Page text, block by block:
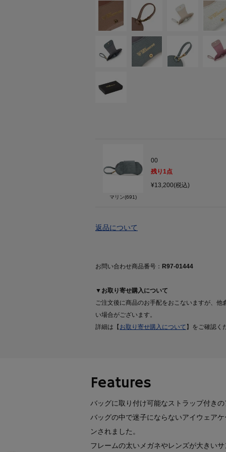
マリン(691)
00
残り1点
¥13,200(税込)
返品について
お問い合わせ商品番号： R97-01444
▼お取り寄せ購入について
ご注文後に商品のお手配をおこないますが、
い場合がございます。
詳細は【 お取り寄せ購入について 】をご確認く
Features
バッグに取り付け可能なストラップ付き
バッグの中で迷子にならないアイウェア
ンされました。
フレームの太いメガネやレンズが大きい